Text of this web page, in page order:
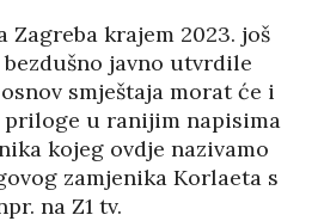
Zagreba krajem 2023. još
javno utvrdile
smještaja morat će i
u ranijim napisima
kojeg ovdje nazivamo
zamjenika Korlaeta s
na Z1 tv.